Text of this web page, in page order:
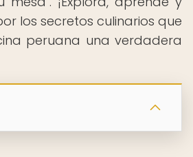
los secretos culinarios que
peruana una verdadera